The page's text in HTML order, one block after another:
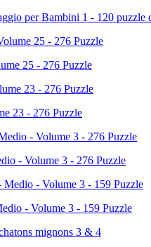
per Bambini 1 - 120
25 - 276 Puzzle
23 - 276 Puzzle
- Volume 3 - 276 Puzzle
- Volume 3 - 159 Puzzle